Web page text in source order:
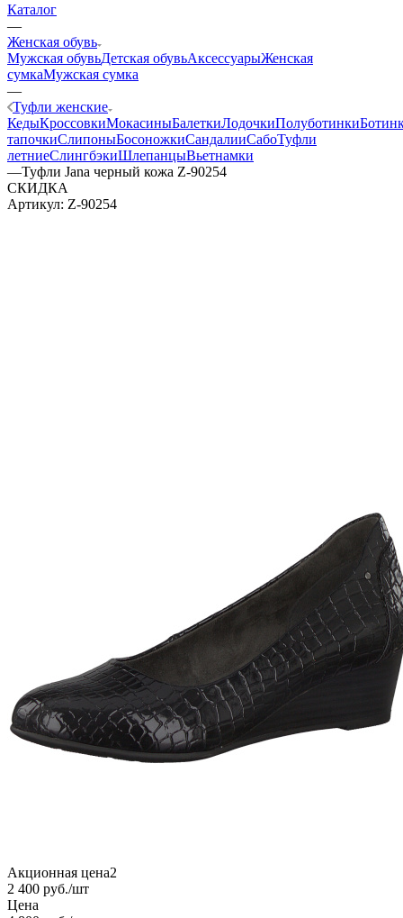
Каталог
—
Женская обувь
Мужская обувьДетская обувьАксессуарыЖенская
сумкаМужская сумка
—
Туфли женские
КедыКроссовкиМокасиныБалеткиЛодочкиПолуботинки
тапочкиСлипоныБосоножкиСандалииСабоТуфли
летниеСлингбэкиШлепанцыВьетнамки
—Туфли Jana черный кожа Z-90254
СКИДКА
Артикул: Z-90254
Акционная цена2
2 400 руб./шт
Цена